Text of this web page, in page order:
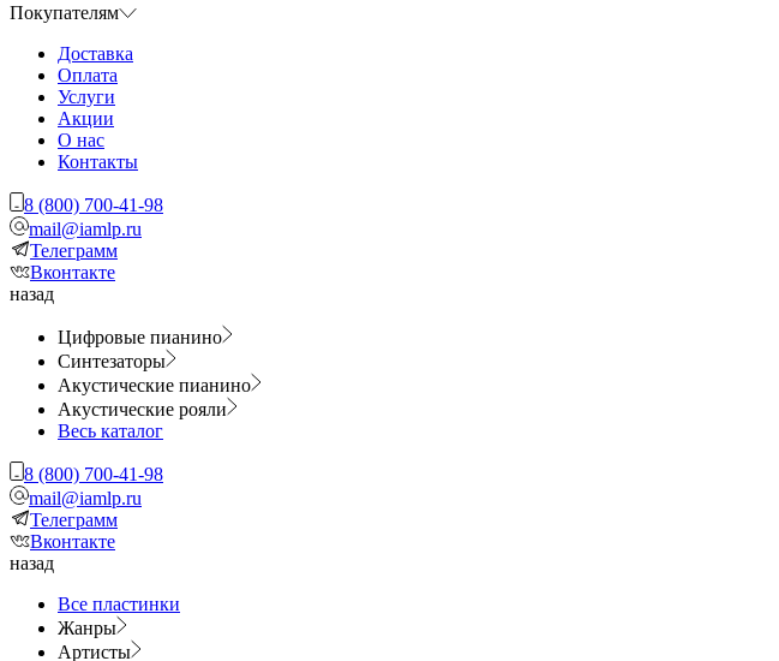
Покупателям
Доставка
Оплата
Услуги
Акции
О нас
Контакты
8 (800) 700-41-98
mail@iamlp.ru
Телеграмм
Вконтакте
назад
Цифровые пианино
Синтезаторы
Акустические пианино
Акустические рояли
Весь каталог
8 (800) 700-41-98
mail@iamlp.ru
Телеграмм
Вконтакте
назад
Все пластинки
Жанры
Артисты